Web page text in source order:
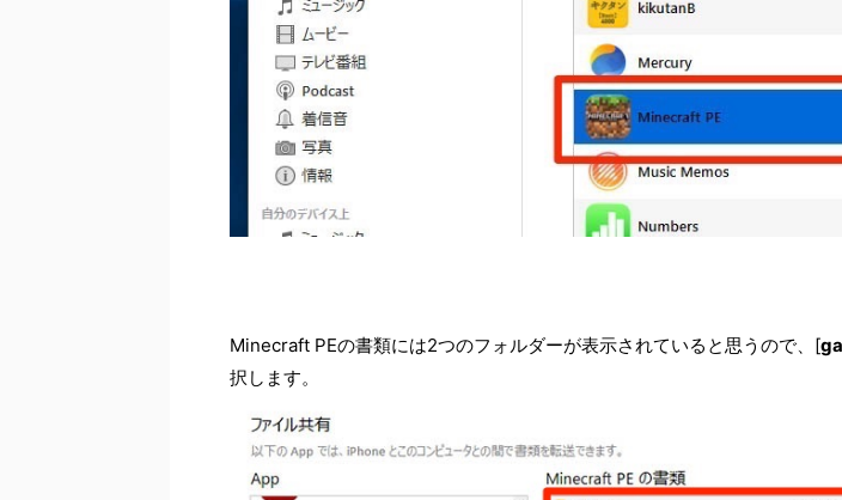
Minecraft PEの書類には2つのフォルダーが表示されていると思うので、[
択します。